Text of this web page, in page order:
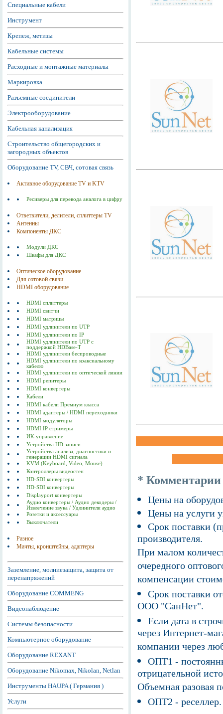
Специальные кабели
Инструмент
Крепеж, метизы
Кабельные системы
Расходные и монтажные материалы
Маркировка
Разъемные соединители
Электрооборудование
Кабельная канализация
Строительство общегородских и
загородных объектов
Оборудование TV, СВЧ, сотовая связь
Активное оборудование TV и KTV
Ресиверы для перевода аналога в цифру
Ответвители, делители, сплиттеры TV
Антенны
Компоненты ДКС
Модули ДКС
Шкафы для ДКС
Оптическое оборудование
Для сотовой связи
HDMI оборудование
HDMI сплиттеры
HDMI свитчи
HDMI матрицы
HDMI удлинители по UTP
HDMI удлинители по IP
HDMI удлинители по UTP с
поддержкой HDBase-T
HDMI удлинители беспроводные
HDMI удлинители по коаксиальному
кабелю
HDMI удлинители по оптической линии
HDMI репитеры
HDMI конвертеры
Кабели
HDMI кабели Премиум класса
HDMI адаптеры / HDMI переходники
HDMI модуляторы
HDMI IP стримеры
ИК-управление
Устройства HD записи
Устройства анализа, диагностики и
генерации HDMI сигнала
KVM (Keyboard, Video, Mouse)
Контроллеры видеостен
HD-SDI конвертеры
HD-SDI конвертеры
Displayport конвертеры
Аудио конвертеры / Аудио декодеры /
Извлечение звука / Удлинители аудио
Розетки и аксессуары
Выключатели
Разное
Мачты, кронштейны, адаптеры
Заземление, молниезащита, защита от
перенапряжений
Оборудование COMMENG
Видеонаблюдение
Системы безопасности
Компьютерное оборудование
Оборудование REXANT
Оборудование Nikomax, Nikolan, Netlan
Инструменты HAUPA ( Германия )
Услуги
* Комментарии
Цены на
Цены на услуги
Срок поставки
производителя.
При малом
очередного
компенсации
Срок поставки
ООО "СанНет".
Если дата в
через Интернет-
компании через
ОПТ1 -
отрицательной
Объемная разовая
ОПТ2 -